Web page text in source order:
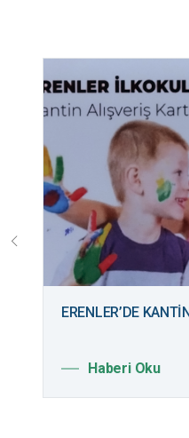
ERENLER’DE
Haberi Oku